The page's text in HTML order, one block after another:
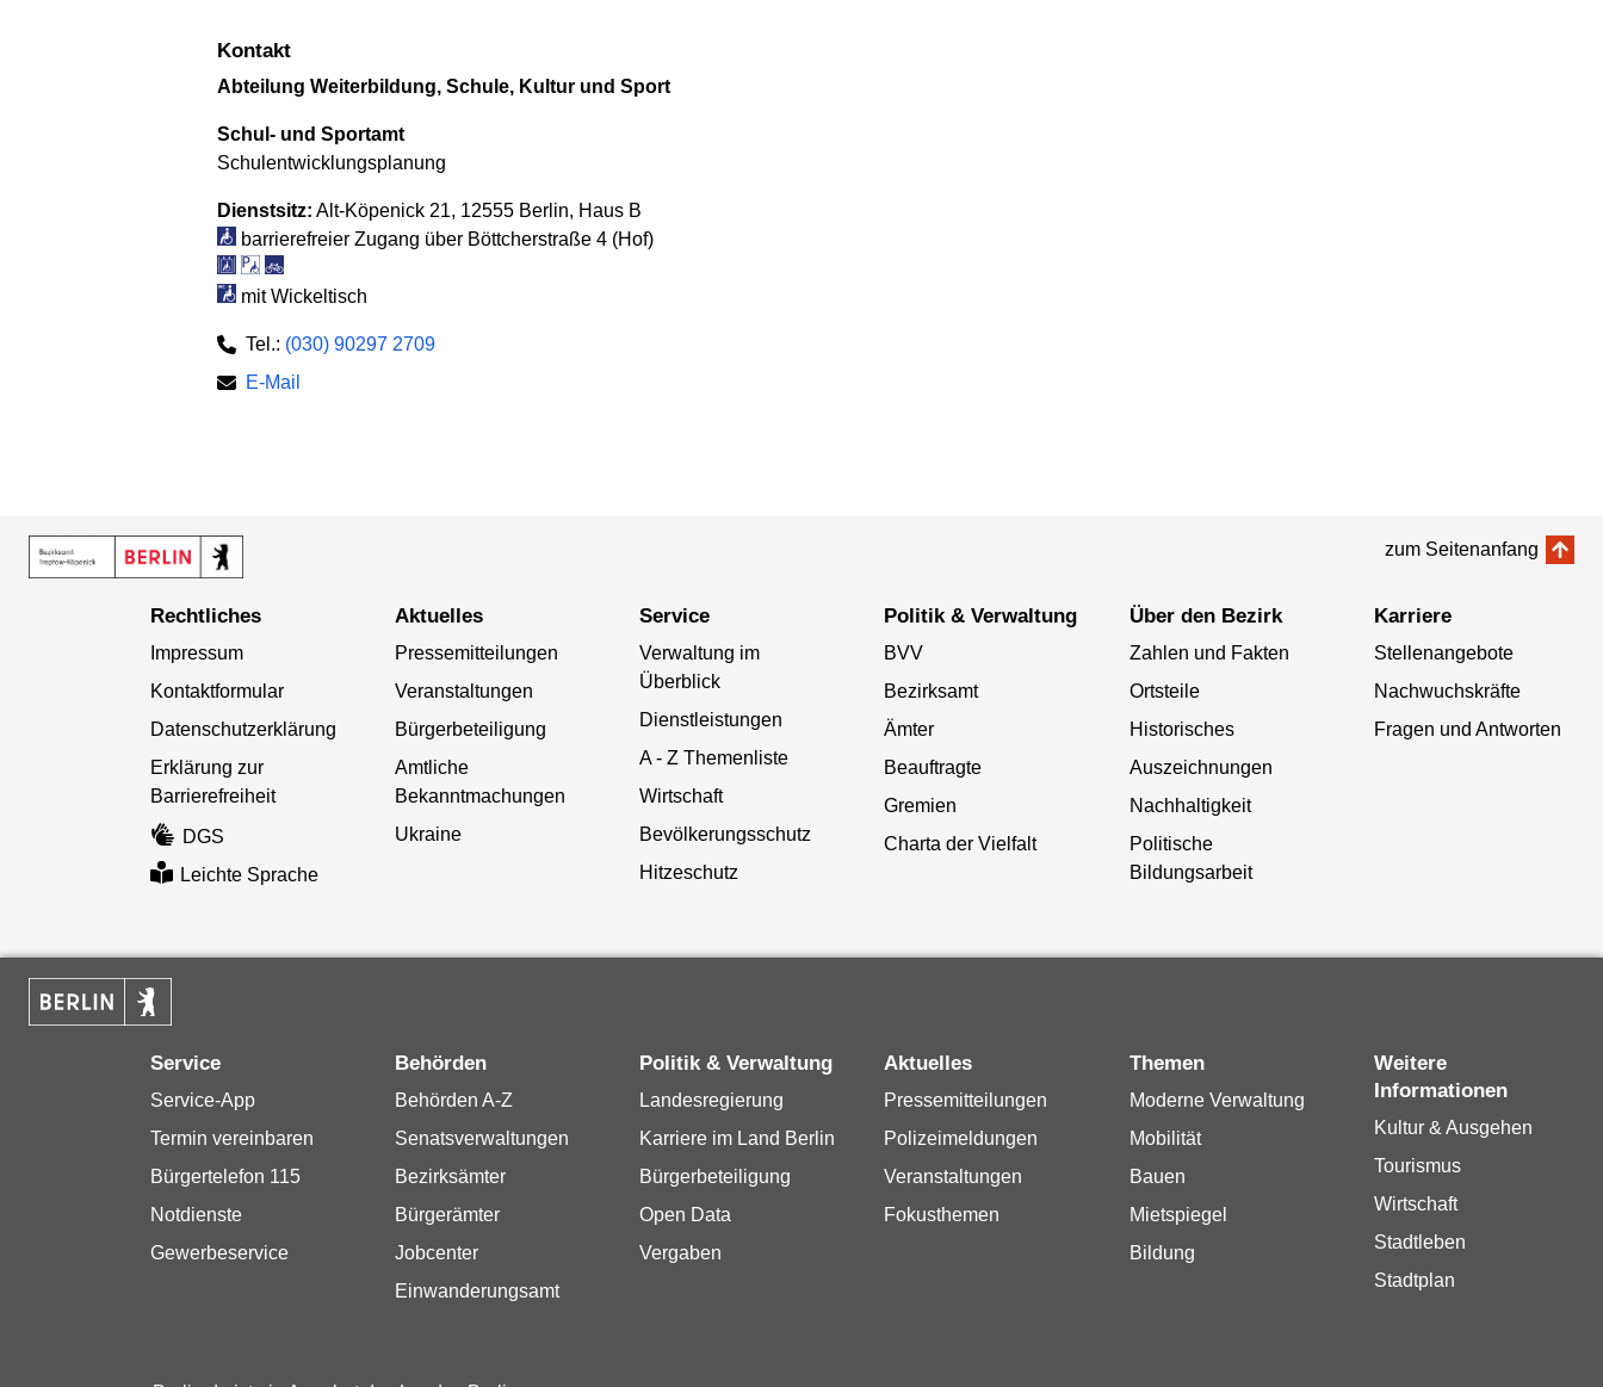
Kontakt
Abteilung Weiterbildung, Schule, Kultur und Sport
Schul- und Sportamt
Schulentwicklungsplanung
Dienstsitz: Alt-Köpenick 21, 12555 Berlin, Haus B
barrierefreier Zugang über Böttcherstraße 4 (Hof)
mit Wickeltisch
Tel.: (030) 90297 2709
E-Mail
zum Seitenanfang
Rechtliches
Impressum
Kontaktformular
Datenschutzerklärung
Erklärung zur
Barrierefreiheit
DGS
Leichte Sprache
Aktuelles
Pressemitteilungen
Veranstaltungen
Bürgerbeteiligung
Amtliche
Bekanntmachungen
Ukraine
Service
Verwaltung im
Überblick
Dienstleistungen
A - Z Themenliste
Wirtschaft
Bevölkerungsschutz
Hitzeschutz
Politik & Verwaltung
BVV
Bezirksamt
Ämter
Beauftragte
Gremien
Charta der Vielfalt
Über den Bezirk
Zahlen und Fakten
Ortsteile
Historisches
Auszeichnungen
Nachhaltigkeit
Politische
Bildungsarbeit
Karriere
Stellenangebote
Nachwuchskräfte
Fragen und Antworten
Service
Service-App
Termin vereinbaren
Bürgertelefon 115
Notdienste
Gewerbeservice
Behörden
Behörden A-Z
Senatsverwaltungen
Bezirksämter
Bürgerämter
Jobcenter
Einwanderungsamt
Politik & Verwaltung
Landesregierung
Karriere im Land Berlin
Bürgerbeteiligung
Open Data
Vergaben
Aktuelles
Pressemitteilungen
Polizeimeldungen
Veranstaltungen
Fokusthemen
Themen
Moderne Verwaltung
Mobilität
Bauen
Mietspiegel
Bildung
Weitere
Informationen
Kultur & Ausgehen
Tourismus
Wirtschaft
Stadtleben
Stadtplan